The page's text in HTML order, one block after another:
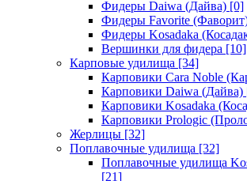
Фидеры Daiwa (Дайва) [0]
Фидеры Favorite
Фидеры Kosadaka
Вершинки для фидера [10]
Карповые удилища [34]
Карповики Cara Noble
Карповики Daiwa (Дайва)
Карповики Kosadaka
Карповики Prologic
Жерлицы [32]
Поплавочные удилища [32]
Поплавочные удилища
[21]